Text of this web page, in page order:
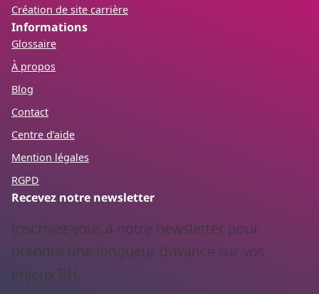
Création de site carrière
Informations
Glossaire
À propos
Blog
Contact
Centre d’aide
Mention légales
RGPD
Recevez notre newsletter
Inscrivez-vous à notre newsletter pour
prendre une longueur d’avance sur vos
enjeux RH.